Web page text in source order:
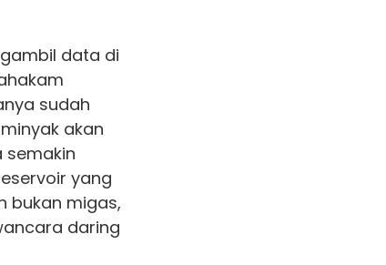
data di
sudah
akan
semakin
yang
bukan migas,
daring